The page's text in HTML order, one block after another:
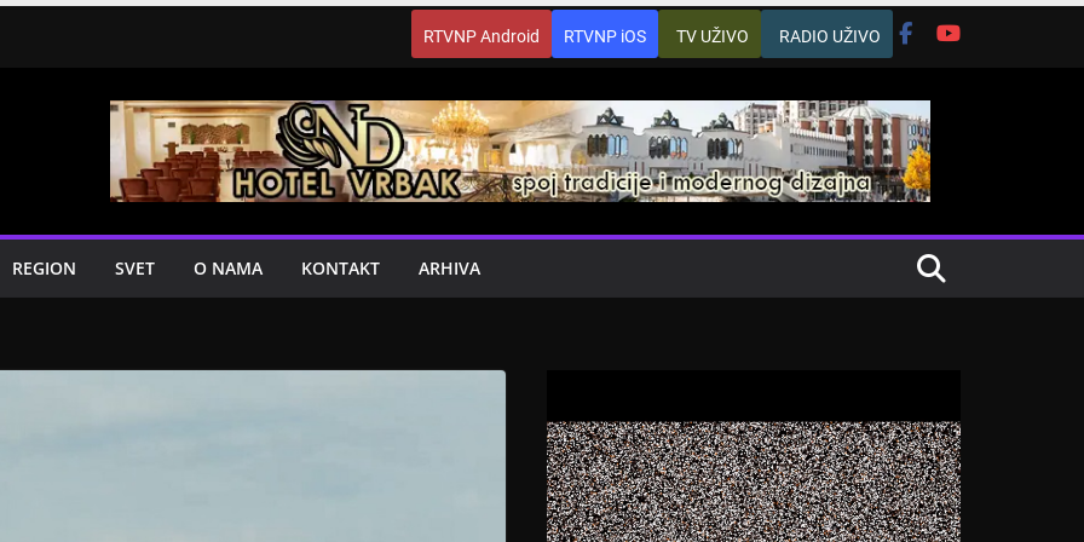
RTVNP Android RTVNP iOS TV UŽIVO RADIO UŽIVO
REGION SVET O NAMA KONTAKT ARHIVA